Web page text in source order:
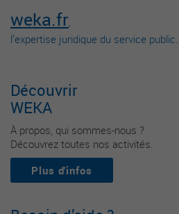
weka.fr,
l’expertise juridique du service public.
Découvrir
WEKA
À propos, qui sommes-nous ?
Découvrez toutes nos activités.
Plus d'infos